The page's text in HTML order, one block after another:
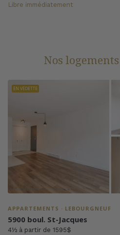
Libre immédiatement
Nos
EN VEDETTE
APPARTEMENTS · LEBOURGNEUF
5900 boul. St-Jacques
4½ à partir de 1595$